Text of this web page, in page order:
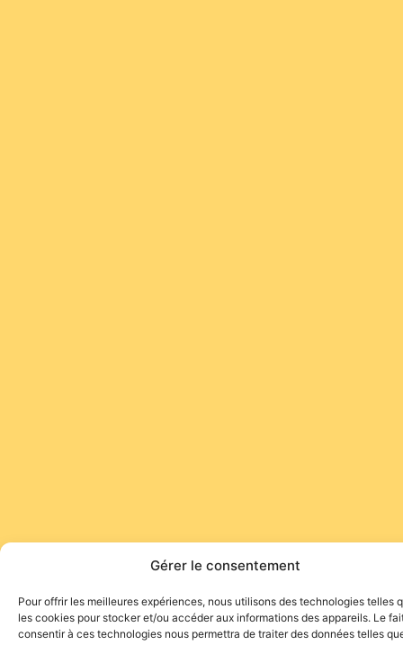
Gérer le consentement
Pour offrir les meilleures expériences, nous utilisons des technologies telles
les cookies pour stocker et/ou accéder aux informations des appareils. Le
consentir à ces technologies nous permettra de traiter des données telles